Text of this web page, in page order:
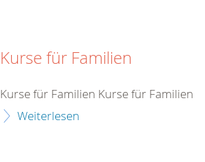
Kurse für Familien
Kurse für Familien Kurse für Familien
Weiterlesen